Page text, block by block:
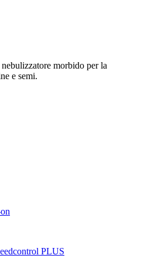
morbido per la
e semi.
PLUS